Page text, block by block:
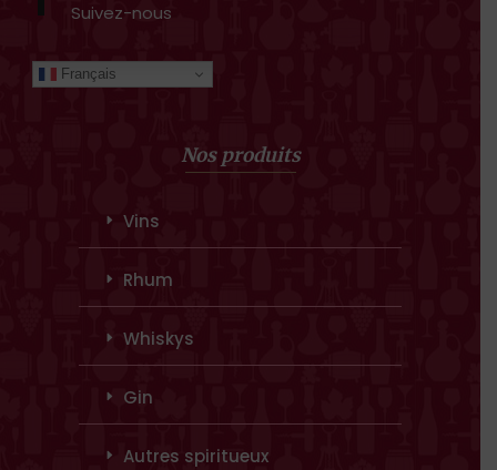
Suivez-nous
Français
Nos produits
Vins
Rhum
Whiskys
Gin
Autres spiritueux